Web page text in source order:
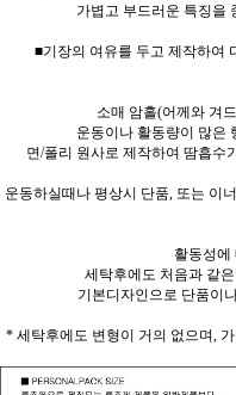
가볍고 부드러운 특징을
■기장의 여유를 두고 제작하여
소매 암홀(어께와 겨
운동이나 활동량이 많은
면/폴리 원사로 제작하여 땀흡수
운동하실때나 평상시 단품, 또는 이
활동성에
세탁후에도 처음과 같
기본디자인으로 단품이
* 세탁후에도 변형이 거의 없으며,